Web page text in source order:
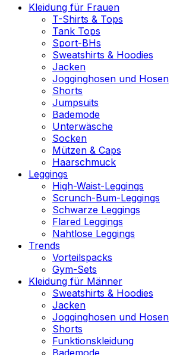
Kleidung für Frauen
T-Shirts & Tops
Tank Tops
Sport-BHs
Sweatshirts & Hoodies
Jacken
Jogginghosen und Hosen
Shorts
Jumpsuits
Bademode
Unterwäsche
Socken
Mützen & Caps
Haarschmuck
Leggings
High-Waist-Leggings
Scrunch-Bum-Leggings
Schwarze Leggings
Flared Leggings
Nahtlose Leggings
Trends
Vorteilspacks
Gym-Sets
Kleidung für Männer
Sweatshirts & Hoodies
Jacken
Jogginghosen und Hosen
Shorts
Funktionskleidung
Bademode